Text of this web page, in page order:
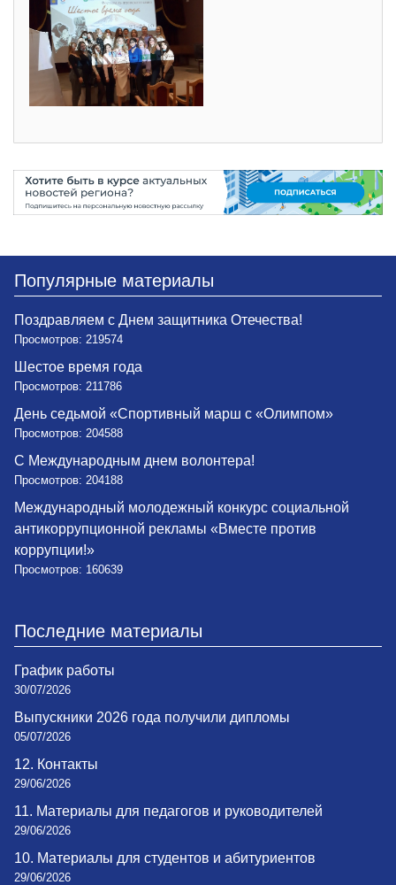
Популярные материалы
Поздравляем с Днем защитника Отечества!
Просмотров: 219574
Шестое время года
Просмотров: 211786
День седьмой «Спортивный марш с «Олимпом»
Просмотров: 204588
С Международным днем волонтера!
Просмотров: 204188
Международный молодежный конкурс социальной
антикоррупционной рекламы «Вместе против
коррупции!»
Просмотров: 160639
Последние материалы
График работы
30/07/2026
Выпускники 2026 года получили дипломы
05/07/2026
12. Контакты
29/06/2026
11. Материалы для педагогов и руководителей
29/06/2026
10. Материалы для студентов и абитуриентов
29/06/2026